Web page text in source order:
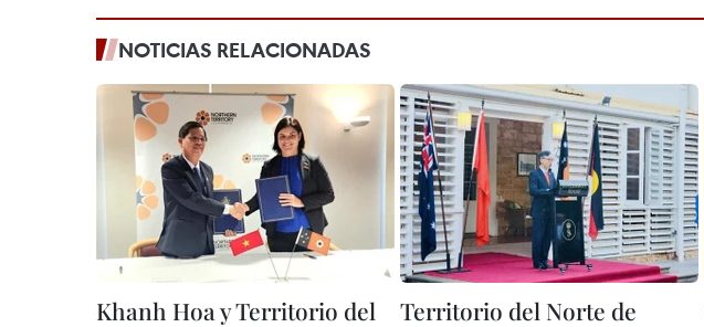
NOTICIAS RELACIONADAS
Khanh Hoa y Territorio del
Territorio del Norte de